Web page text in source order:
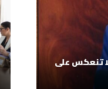
تنعكس على